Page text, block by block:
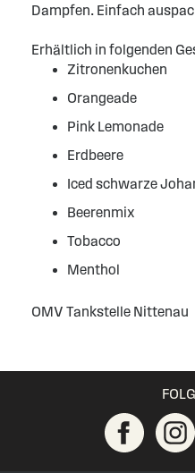
Dampfen. Einfach
Erhältlich in folgenden
Zitronenkuchen
Orangeade
Pink Lemonade
Erdbeere
Iced schwarze
Beerenmix
Tobacco
Menthol
OMV Tankstelle Nittenau